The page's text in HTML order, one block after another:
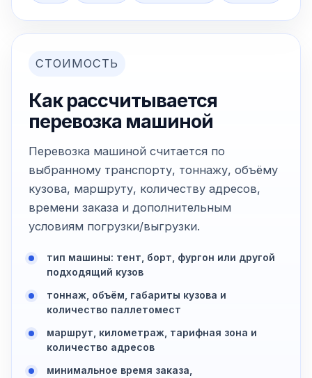
СТОИМОСТЬ
Как рассчитывается
перевозка машиной
Перевозка машиной считается по
выбранному транспорту, тоннажу, объёму
кузова, маршруту, количеству адресов,
времени заказа и дополнительным
условиям погрузки/выгрузки.
тип машины: тент, борт, фургон или другой
подходящий кузов
тоннаж, объём, габариты кузова и
количество паллетомест
маршрут, километраж, тарифная зона и
количество адресов
минимальное время заказа,